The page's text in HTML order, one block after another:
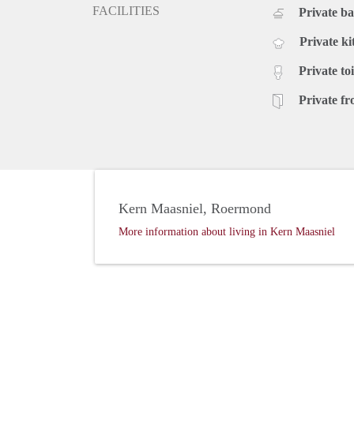
FACILITIES Private
Private
Private
Private
Kern Maasniel, Roermond
More information about living in Kern Maasniel